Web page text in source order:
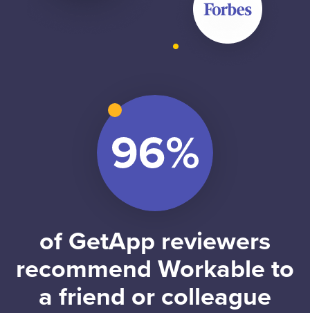
of GetApp reviewers
recommend Workable to
a friend or colleague